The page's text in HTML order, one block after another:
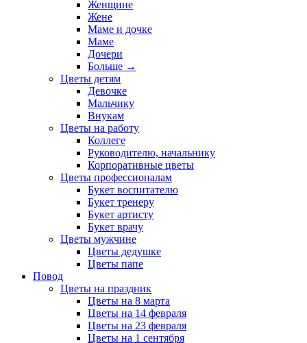
Женщине
Жене
Маме и дочке
Маме
Дочери
Больше →
Цветы детям
Девочке
Мальчику
Внукам
Цветы на работу
Коллеге
Руководителю, начальнику
Корпоративные цветы
Цветы профессионалам
Букет воспитателю
Букет тренеру
Букет артисту
Букет врачу
Цветы мужчине
Цветы дедушке
Цветы папе
Повод
Цветы на праздник
Цветы на 8 марта
Цветы на 14 февраля
Цветы на 23 февраля
Цветы на 1 сентября